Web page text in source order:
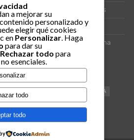
Prevención de los Ahogamientos
revolució social 1936. Programa
de venda.
NETEJA
CONFERENCIA
CATSALUT 061 ANTI-MWC
a mejorar su
personalizado y
elegir qué cookies
en Personalizar . Haga
para dar su
Rechazar todo para
esenciales.
todo
todo